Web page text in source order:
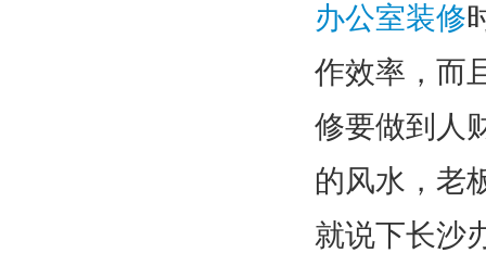
办公室装修
作效率，而
修要做到人
的风水，老
就说下长沙